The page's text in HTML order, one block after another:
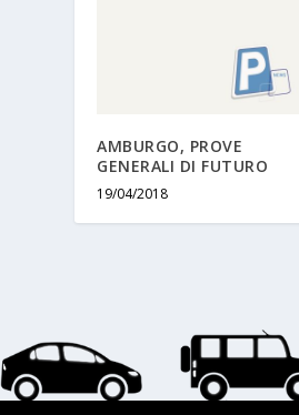
AMBURGO, PROVE
GENERALI DI FUTURO
19/04/2018